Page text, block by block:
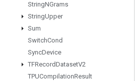
StringNGrams
StringUpper
Sum
SwitchCond
SyncDevice
TFRecordDatasetV2
TPUCompilationResult